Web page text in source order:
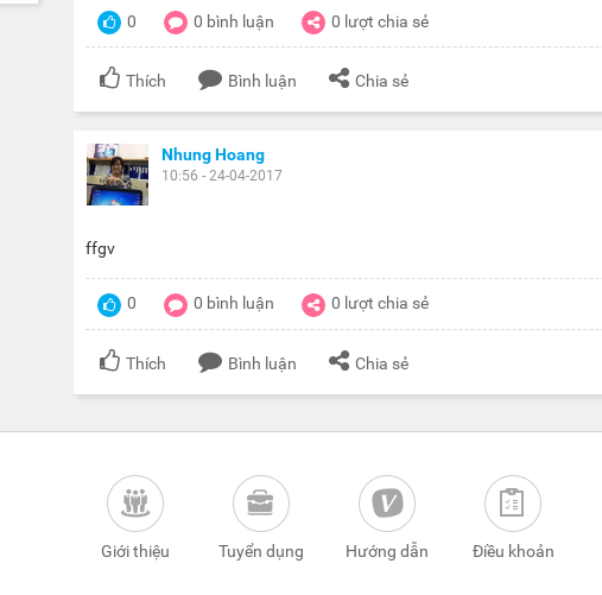
0 0 bình luận 0 lượt chia sẻ
Thích Bình luận Chia sẻ
Nhung Hoang
10:56 - 24-04-2017
ffgv
0 0 bình luận 0 lượt chia sẻ
Thích Bình luận Chia sẻ
Giới thiệu Tuyển dụng Hướng dẫn Điều khoản